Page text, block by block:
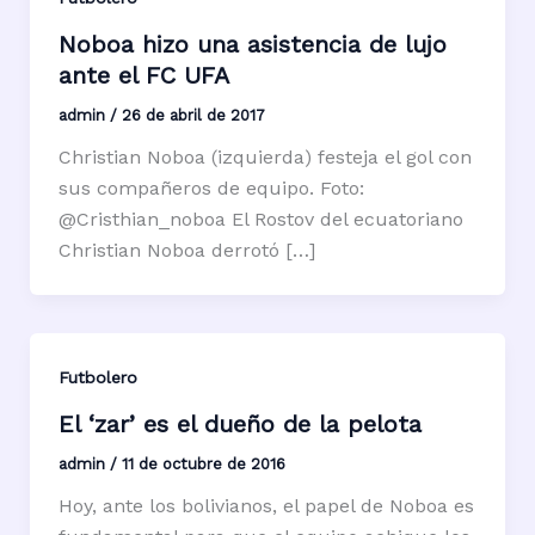
Noboa hizo una asistencia de lujo
ante el FC UFA
admin / 26 de abril de 2017
Christian Noboa (izquierda) festeja el gol con
sus compañeros de equipo. Foto:
@Cristhian_noboa El Rostov del ecuatoriano
Christian Noboa derrotó […]
Futbolero
El ‘zar’ es el dueño de la pelota
admin / 11 de octubre de 2016
Hoy, ante los bolivianos, el papel de Noboa es